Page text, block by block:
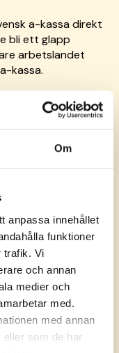
Om
anpassa innehållet
funktioner
trafik. Vi
och annan
medier och
med.
med annan
eller som de har
a-kassa direkt
bli ett glapp
arbetslandet
kassa.
i god innan du
EES
utifrån vad som